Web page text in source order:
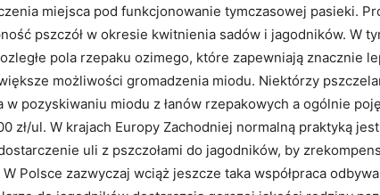
miejsca pod funkcjonowanie tymczasowej pasieki.
pszczół w okresie kwitnienia sadów i jagodników. W
pola rzepaku ozimego, które zapewniają znacznie
możliwości gromadzenia miodu. Niektórzy
w pozyskiwaniu miodu z łanów rzepakowych a ogólnie
zł/ul. W krajach Europy Zachodniej normalną praktyką
uli z pszczołami do jagodników, by
W Polsce zazwyczaj wciąż jeszcze taka współpraca